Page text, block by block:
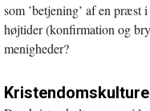
som ’betjening’ af en præst
højtider (konfirmation og
menigheder?